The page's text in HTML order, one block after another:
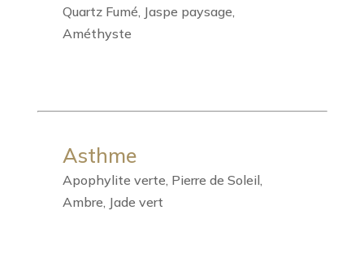
Quartz Fumé, Jaspe paysage,
Améthyste
Asthme
Apophylite verte, Pierre de Soleil,
Ambre, Jade vert